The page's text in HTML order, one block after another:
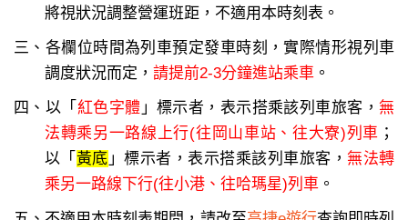
將視狀況調整營運班距，不適用本時刻表。
三、各欄位時間為列車預定發車時刻，實際情形視列車
調度狀況而定， 請提前2-3分鐘進站乘車 。
四、以「 紅色字體 」標示者，表示搭乘該列車旅客，無
法轉乘另一路線上行(往岡山車站、往大寮)列車 ；
以「 黃底 」標示者，表示搭乘該列車旅客，無法轉
乘另一路線下行(往小港、往哈瑪星)列車 。